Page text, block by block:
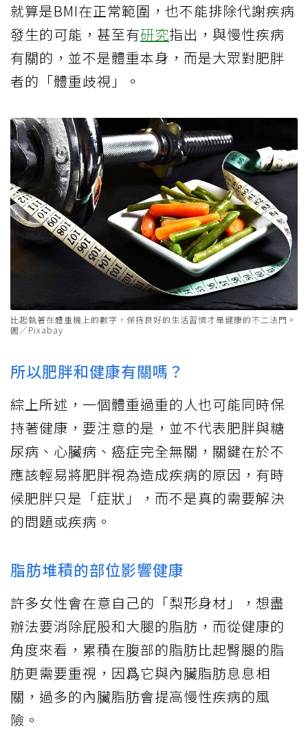
就算是BMI在正常範圍，也不能排除代謝疾病
發生的可能，甚至有研究指出，與慢性疾病
有關的，並不是體重本身，而是大眾對肥胖
者的「體重歧視」。
比起執著在體重機上的數字，保持良好的生活習慣才是健康的不二法門。
圖／Pixabay
所以肥胖和健康有關嗎？
綜上所述，一個體重過重的人也可能同時保
持著健康，要注意的是，並不代表肥胖與糖
尿病、心臟病、癌症完全無關，關鍵在於不
應該輕易將肥胖視為造成疾病的原因，有時
候肥胖只是「症狀」，而不是真的需要解決
的問題或疾病。
脂肪堆積的部位影響健康
許多女性會在意自己的「梨形身材」，想盡
辦法要消除屁股和大腿的脂肪，而從健康的
角度來看，累積在腹部的脂肪比起臀腿的脂
肪更需要重視，因爲它與內臟脂肪息息相
關，過多的內臟脂肪會提高慢性疾病的風
險。